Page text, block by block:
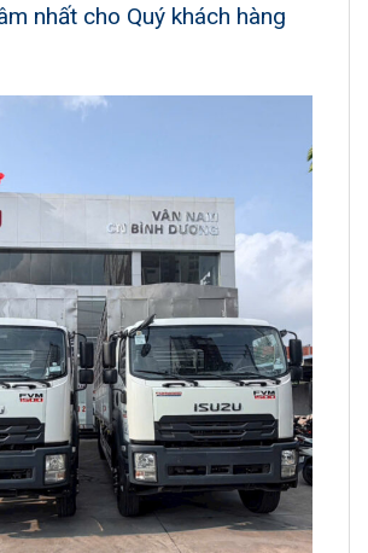
nhất cho Quý khách hàng